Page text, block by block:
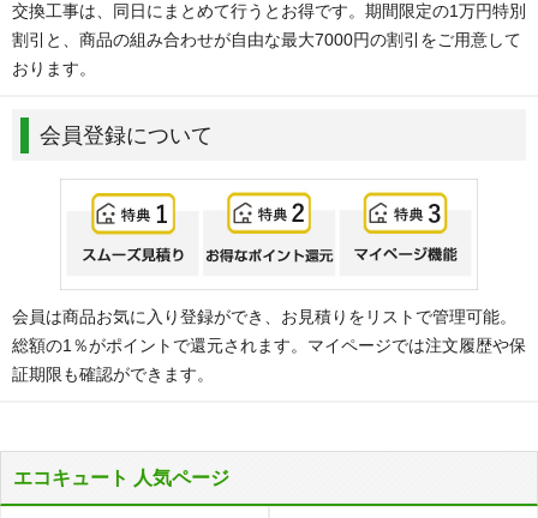
交換工事は、同日にまとめて行うとお得です。期間限定の1万円特別
割引と、商品の組み合わせが自由な最大7000円の割引をご用意して
おります。
会員登録について
会員は商品お気に入り登録ができ、お見積りをリストで管理可能。
総額の1％がポイントで還元されます。マイページでは注文履歴や保
証期限も確認ができます。
エコキュート 人気ページ